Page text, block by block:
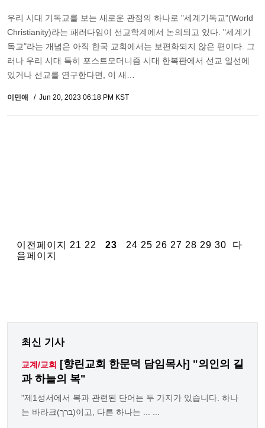
우리 시대 기독교를 보는 새로운 관점의 하나로 "세계기독교"(World
Christianity)라는 패러다임이 선교학계에서 논의되고 있다. "세계기
독교"라는 개념은 아직 한국 교회에서는 보편화되지 않은 편이다. 그
러나 우리 시대 특히 포스트모더니즘 시대 한복판에서 선교 일선에
있거나 선교를 연구한다면, 이 새…
이민애 Jun 20, 2023 06:18 PM KST
이전페이지 21 22 23 24 25 26 27 28 29 30
다
음페이지
최신 기사
교계/교회
[향린교회 한문덕 담임목사] "의인의 길
과 하늘의 복"
"제1성서에서 복과 관련된 단어는 두 가지가 있습니다. 하나
는 바라크(ברך)이고, 다른 하나는 ... ...